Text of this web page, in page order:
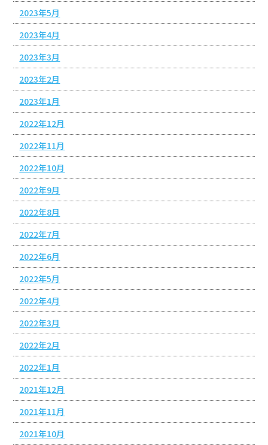
2023年5月
2023年4月
2023年3月
2023年2月
2023年1月
2022年12月
2022年11月
2022年10月
2022年9月
2022年8月
2022年7月
2022年6月
2022年5月
2022年4月
2022年3月
2022年2月
2022年1月
2021年12月
2021年11月
2021年10月